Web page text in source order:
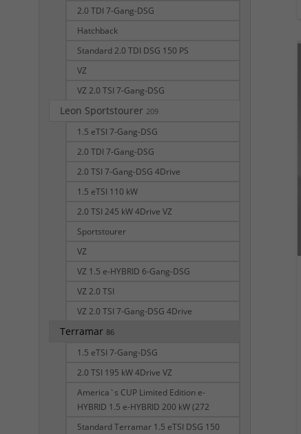
2.0 TDI 7-Gang-DSG
Hatchback
Standard 2.0 TDI DSG 150 PS
VZ
VZ 2.0 TSI 7-Gang-DSG
Leon Sportstourer 209
1.5 eTSI 7-Gang-DSG
2.0 TDI 7-Gang-DSG
2.0 TSI 7-Gang-DSG 4Drive
1.5 eTSI 110 kW
2.0 TSI 245 kW 4Drive VZ
Sportstourer
VZ
VZ 1.5 e-HYBRID 6-Gang-DSG
VZ 2.0 TSI
VZ 2.0 TSI 7-Gang-DSG 4Drive
Terramar 86
1.5 eTSI 7-Gang-DSG
2.0 TSI 195 kW 4Drive VZ
America`s CUP Limited Edition e-
HYBRID 1.5 e-HYBRID 200 kW (272
Standard Terramar 1.5 eTSI DSG 150